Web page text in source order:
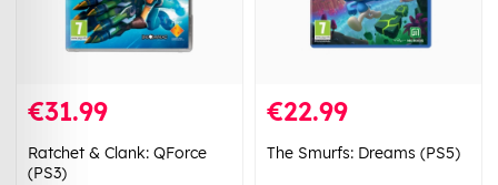
€31.99
Ratchet & Clank: QForce
(PS3)
€22.99
The Smurfs: Dreams (PS5)